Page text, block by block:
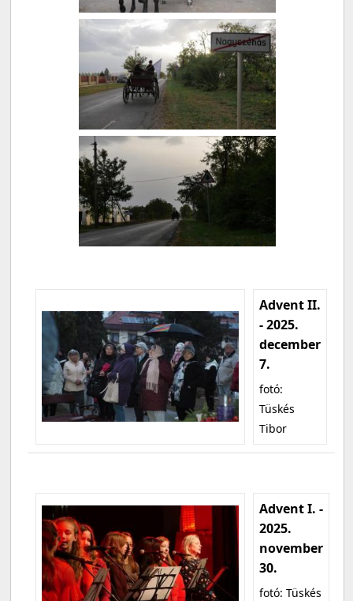
Advent II.
- 2025.
december
7.
fotó:
Tüskés
Tibor
Advent I. -
2025.
november
30.
fotó: Tüskés